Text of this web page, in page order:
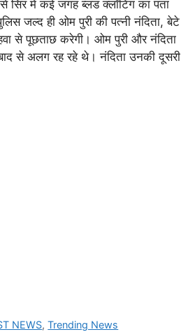
से सिर में कई जगह ब्लड क्लॉटिंग का पता
जल्द ही ओम पुरी की पत्नी नंदिता, बेटे
से पूछताछ करेगी। ओम पुरी और नंदिता
से अलग रह रहे थे। नंदिता उनकी दूसरी
NEWS,Trending News